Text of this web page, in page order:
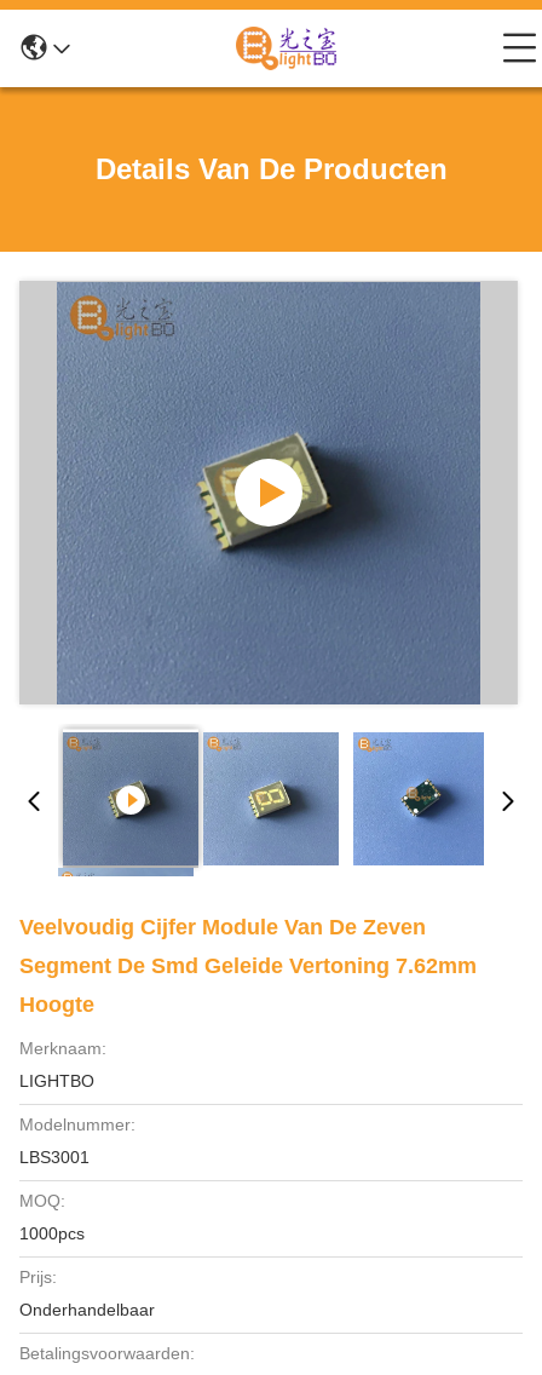
Details Van De Producten
Veelvoudig Cijfer Module Van De Zeven
Segment De Smd Geleide Vertoning 7.62mm
Hoogte
Merknaam:
LIGHTBO
Modelnummer:
LBS3001
MOQ:
1000pcs
Prijs:
Onderhandelbaar
Betalingsvoorwaarden: